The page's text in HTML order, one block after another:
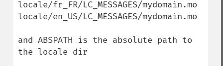
locale/fr_FR/LC_MESSAGES/mydomain.mo
locale/en_US/LC_MESSAGES/mydomain.mo
and ABSPATH is the absolute path to
the locale dir